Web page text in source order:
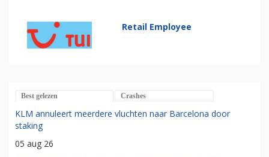
Retail Employee
Best gelezen Crashes
KLM annuleert meerdere vluchten naar Barcelona door
staking
05 aug 26